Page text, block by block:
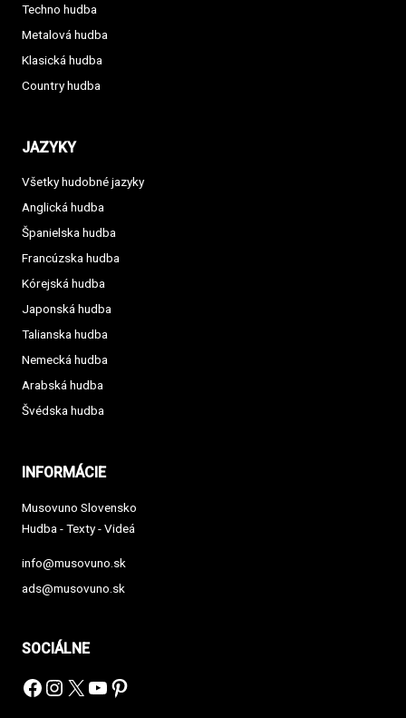
Techno hudba
Metalová hudba
Klasická hudba
Country hudba
JAZYKY
Všetky hudobné jazyky
Anglická hudba
Španielska hudba
Francúzska hudba
Kórejská hudba
Japonská hudba
Talianska hudba
Nemecká hudba
Arabská hudba
Švédska hudba
INFORMÁCIE
Musovuno Slovensko
Hudba - Texty - Videá
info@musovuno.sk
ads@musovuno.sk
SOCIÁLNE
Facebook
Instagram
X YouTube
Pinterest